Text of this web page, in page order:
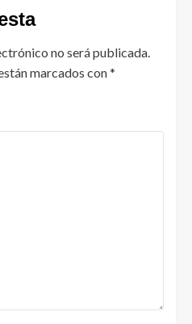
no será publicada.
marcados con*